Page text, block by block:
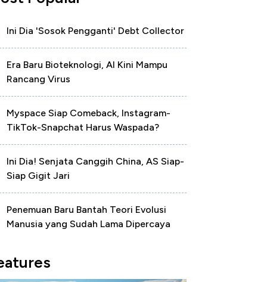
Ini Dia 'Sosok Pengganti' Debt Collector
Era Baru Bioteknologi, AI Kini Mampu
Rancang Virus
Myspace Siap Comeback, Instagram-
TikTok-Snapchat Harus Waspada?
Ini Dia! Senjata Canggih China, AS Siap-
Siap Gigit Jari
Penemuan Baru Bantah Teori Evolusi
Manusia yang Sudah Lama Dipercaya